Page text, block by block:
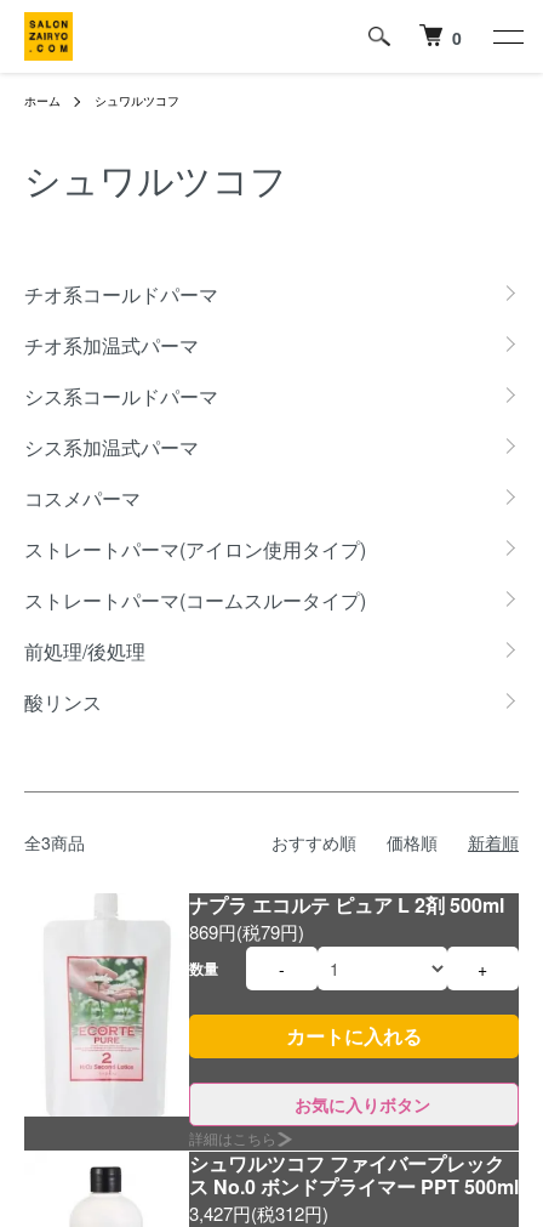
0
ホーム シュワルツコフ
シュワルツコフ
チオ系コールドパーマ
チオ系加温式パーマ
シス系コールドパーマ
シス系加温式パーマ
コスメパーマ
ストレートパーマ(アイロン使用タイプ)
ストレートパーマ(コームスルータイプ)
前処理/後処理
酸リンス
全3商品 おすすめ順 価格順 新着順
ナプラ エコルテ ピュア L 2剤 500ml
869円(税79円)
数量 - +
お気に入りボタン
詳細はこちら
シュワルツコフ ファイバープレック
ス No.0 ボンドプライマー PPT 500ml
3,427円(税312円)